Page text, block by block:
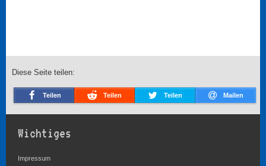
Diese Seite teilen:
Teilen Teilen Teilen Mailen
Wichtiges
Impressum